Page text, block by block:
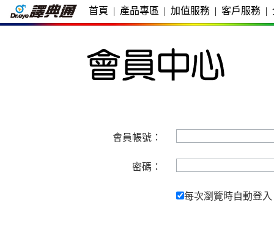
首頁 | 產品專區 | 加值服務 | 客戶服務 |
會員帳號：
密碼：
每次瀏覽時自動登入